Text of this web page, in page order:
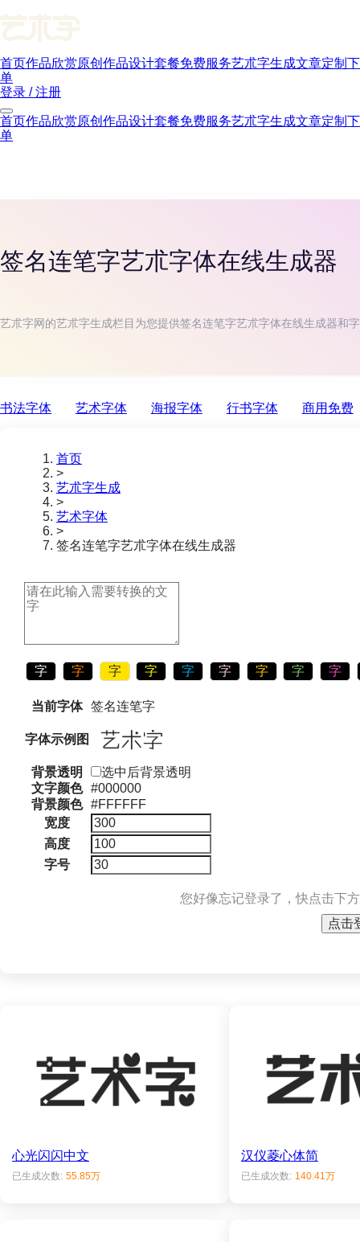
首页作品欣赏原创作品设计套餐免费服务艺朮字生成文章定制下
单
登录 / 注册
首页作品欣赏原创作品设计套餐免费服务艺朮字生成文章定制下
单
签名连笔字艺朮字体在线生成器
艺朮字网的艺朮字生成栏目为您提供签名连笔字艺朮字体在线生成器和
书法字体 艺术字体 海报字体 行书字体 商用免费
首页
>
艺朮字生成
>
艺术字体
>
签名连笔字艺朮字体在线生成器
字 字 字 字 字 字 字 字 字
当前字体 签名连笔字
字体示例图
背景透明
选中后背景透明
文字颜色 #000000
背景颜色 #FFFFFF
宽度
高度
字号
您好像忘记登录了，快点击下
点击
心光闪闪中文
已生成次数: 55.85万
汉仪菱心体简
已生成次数: 140.41万